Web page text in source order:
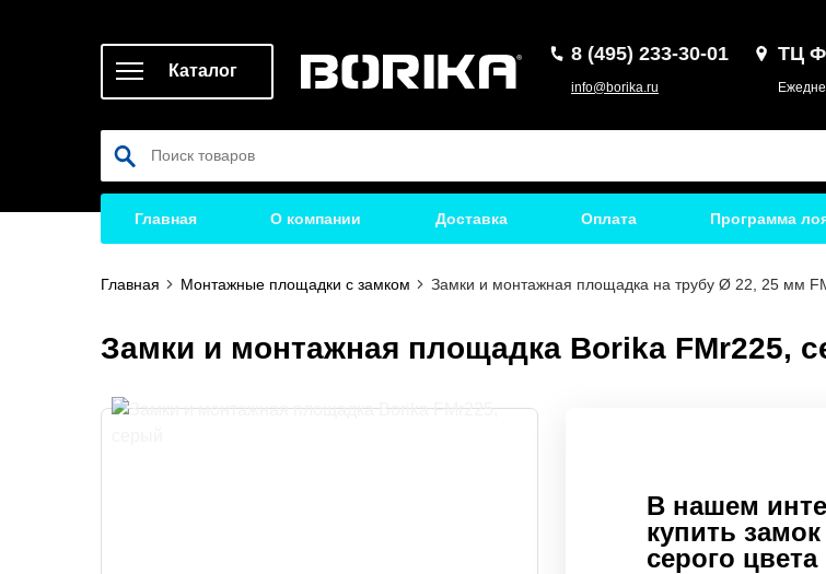
Каталог
8 (495) 233-30-01
info@borika.ru
ТЦ
Главная О компании Доставка Оплата Программа
Главная Монтажные площадки с замком Замки и монтажная площадка на трубу Ø 22, 25 мм
Замки и монтажная площадка Borika FMr225,
В нашем
купить
серого цвета